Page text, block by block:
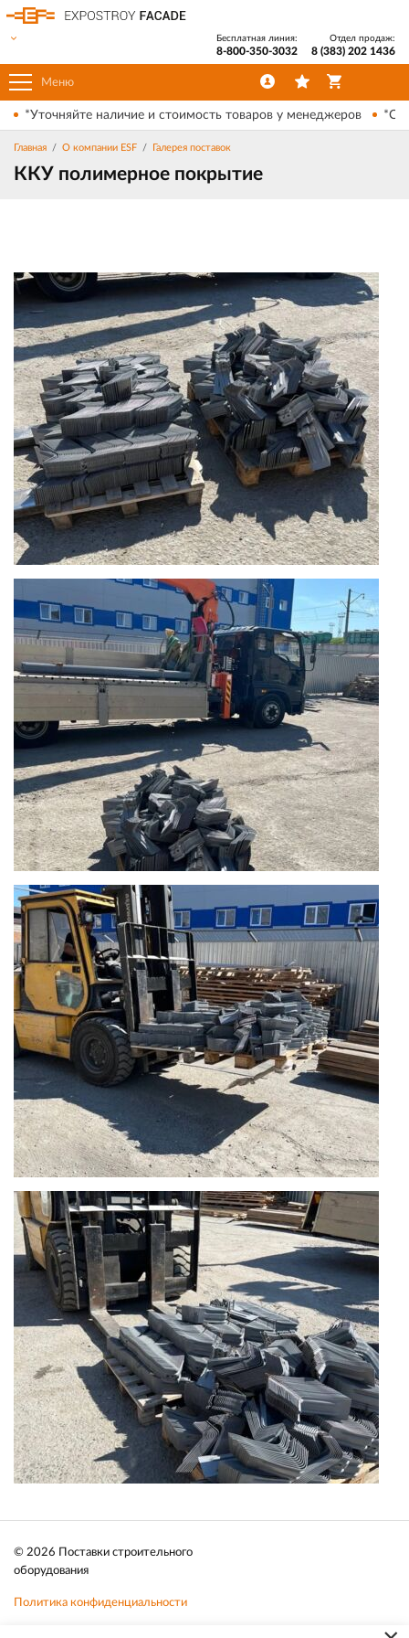
Меню
Бесплатная линия:
8-800-350-3032
Отдел продаж:
8 (383) 202 1436
*Уточняйте наличие и стоимость товаров у менеджеров
Главная О компании ESF Галерея поставок
ККУ полимерное покрытие
© 2026 Поставки строительного
оборудования
Политика конфиденциальности